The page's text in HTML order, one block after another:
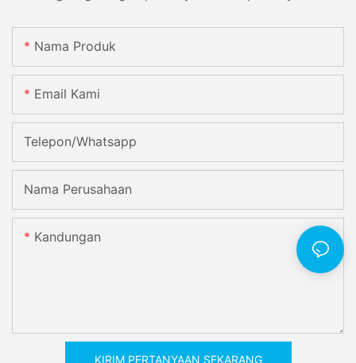
Nama Produk
Email Kami
Telepon/whatsapp
Nama Perusahaan
Kandungan
KIRIM PERTANYAAN SEKARANG